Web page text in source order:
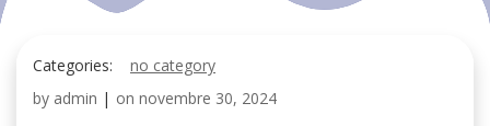
Categories:
no category
by admin | on novembre 30, 2024